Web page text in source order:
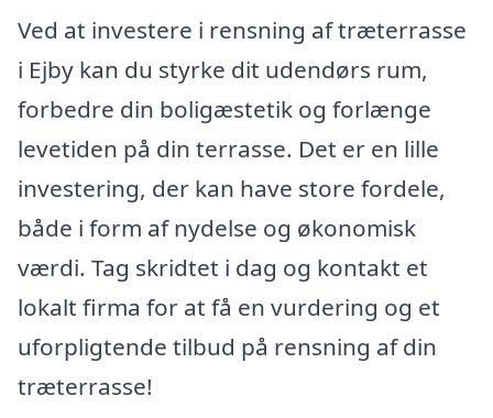
Ved at investere i rensning af træterrasse
i Ejby kan du styrke dit udendørs rum,
forbedre din boligæstetik og forlænge
levetiden på din terrasse. Det er en lille
investering, der kan have store fordele,
både i form af nydelse og økonomisk
værdi. Tag skridtet i dag og kontakt et
lokalt firma for at få en vurdering og et
uforpligtende tilbud på rensning af din
træterrasse!